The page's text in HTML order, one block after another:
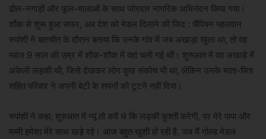
ढोल-नगाड़ों और फूल-मालाओं के साथ जोरदार नागरिक अभिनंदन किया गया।
शौक से शुरू हुआ सफर, अब देश को मेडल दिलाने की जिद : चैंपियन पहलवान
रुपांशी ने बातचीत के दौरान बताया कि उनके गांव में जब अखाड़ा खुला था, तो वह
महज 9 साल की उम्र में शौक-शौक में वहां चली गई थीं। शुरुआत में वह अखाड़े में
अकेली लड़की थी, जिसे देखकर लोग कुछ संकोच भी था, लेकिन उनके माता-पिता
सहित परिवार ने अपनी बेटी के सपनों को टूटने नहीं दिया।
रुपांशी ने कहा, शुरुआत में न्यूं तो कवै थे कि लड़की कुश्ती करेगी, पर मेरे पापा और
मम्मी हमेशा मेरे साथ खड़े रहे। आज बहुत खुशी हो रही है, जब मैं गोल्ड मेडल